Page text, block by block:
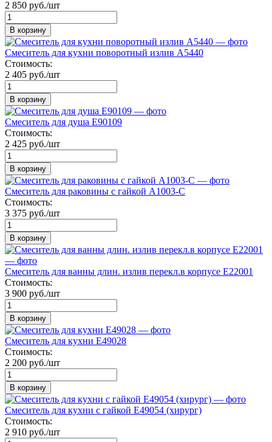
2 850 руб./шт
В корзину
Смеситель для кухни поворотный излив А5440
Стоимость:
2 405 руб./шт
В корзину
Смеситель для душа E90109
Стоимость:
2 425 руб./шт
В корзину
Смеситель для раковины с гайкой А1003-С
Стоимость:
3 375 руб./шт
В корзину
Смеситель для ванны длин. излив перекл.в корпусе Е22001
Стоимость:
3 900 руб./шт
В корзину
Смеситель для кухни E49028
Стоимость:
2 200 руб./шт
В корзину
Смеситель для кухни с гайкой E49054 (хирург)
Стоимость:
2 910 руб./шт